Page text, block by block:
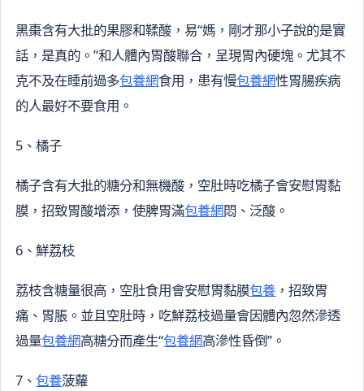
黑棗含有大批的果膠和鞣酸，易“媽，剛才那小子說的是實
話，是真的。”和人體內胃酸聯合，呈現胃內硬塊。尤其不
克不及在睡前過多包養網食用，患有慢包養網性胃腸疾病
的人最好不要食用。
5、橘子
橘子含有大批的糖分和無機酸，空肚時吃橘子會安慰胃黏
膜，招致胃酸增添，使脾胃滿包養網悶、泛酸。
6、鮮荔枝
荔枝含糖量很高，空肚食用會安慰胃黏膜包養 ，招致胃
痛、胃脹。並且空肚時，吃鮮荔枝過量會因體內忽然滲透
過量包養網高糖分而產生“包養網高滲性昏倒”。
7、包養菠蘿